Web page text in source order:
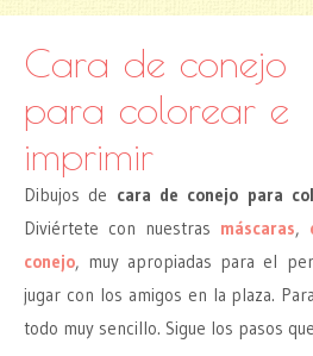
Cara de conejo
para colorear e
imprimir
Dibujos de cara de conejo para
Diviértete con nuestras máscaras,
conejo, muy apropiadas para el
jugar con los amigos en la plaza.
todo muy sencillo. Sigue los pasos